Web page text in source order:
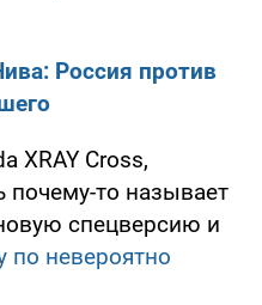
Россия против
XRAY Cross,
почему-то называет
спецверсию и
по невероятно